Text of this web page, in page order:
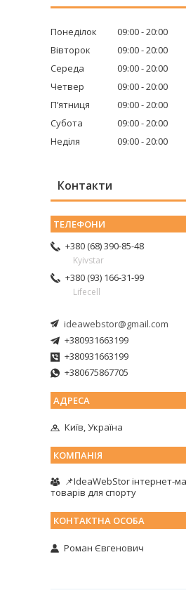
Понеділок 09:00 20:00
Вівторок
09:00 20:00
Середа
09:00 20:00
Четвер
09:00 20:00
Пʼятниця
09:00 20:00
Субота
09:00 20:00
Неділя
09:00 20:00
Контакти
+380 (68) 390-85-48
Kyivstar
+380 (93) 166-31-99
Lifecell
ideawebstor@gmail.com
+380931663199
+380931663199
+380675867705
Київ, Україна
📌IdeaWebStor інтернет-
товарів для спорту
Роман Євгенович